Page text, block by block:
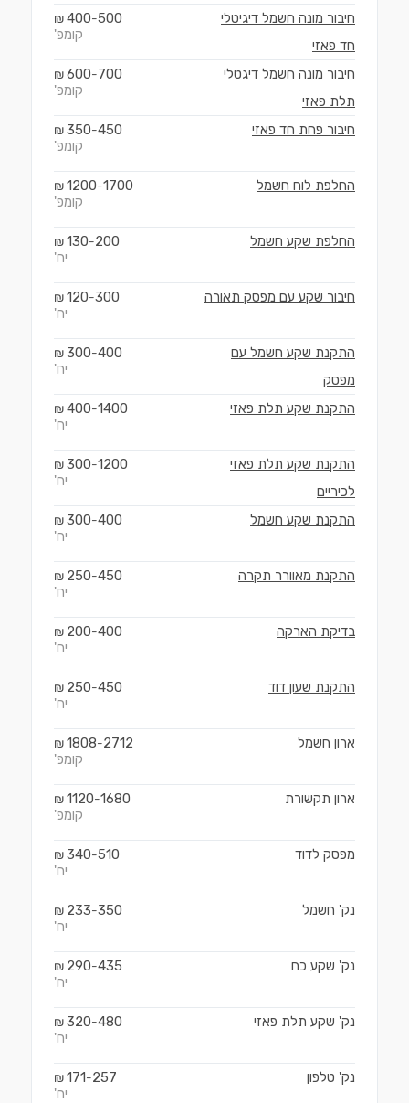
חיבור מונה חשמל דיגיטלי
חד פאזי
400-500
₪
קומפ'
חיבור מונה חשמל דיגטלי
תלת פאזי
600-700
₪
קומפ'
חיבור פחת חד פאזי 350-450
₪
קומפ'
החלפת לוח חשמל 1200-1700
₪
קומפ'
החלפת שקע חשמל 130-200
₪
יח'
חיבור שקע עם מפסק תאורה 120-300
₪
יח'
התקנת שקע חשמל עם
מפסק
300-400
₪
יח'
התקנת שקע תלת פאזי 400-1400
₪
יח'
התקנת שקע תלת פאזי
לכיריים
300-1200
₪
יח'
התקנת שקע חשמל 300-400
₪
יח'
התקנת מאוורר תקרה 250-450
₪
יח'
בדיקת הארקה 200-400
₪
יח'
התקנת שעון דוד 250-450
₪
יח'
ארון חשמל 1808-2712
₪
קומפ'
ארון תקשורת 1120-1680
₪
קומפ'
מפסק לדוד 340-510
₪
יח'
נק' חשמל 233-350
₪
יח'
נק' שקע כח 290-435
₪
יח'
נק' שקע תלת פאזי 320-480
₪
יח'
נק' טלפון 171-257
₪
יח'